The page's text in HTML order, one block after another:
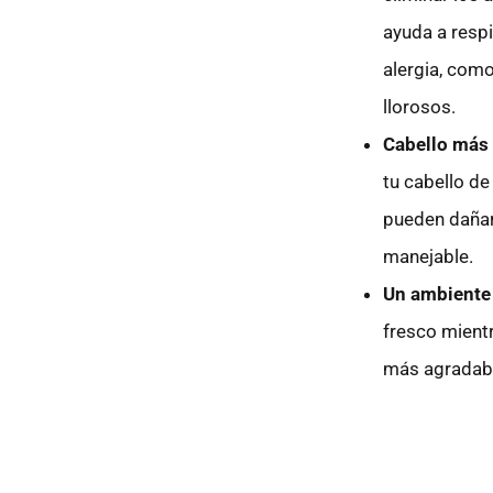
ayuda a
alergia,
llorosos.
Cabello
tu cabello
pueden
manejable.
Un
fresco
más